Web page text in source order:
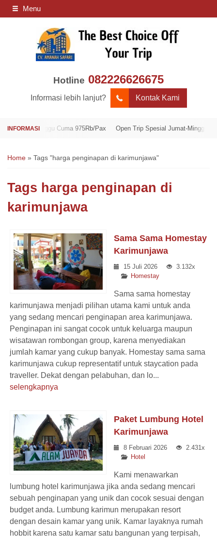
Menu
Hotline 082226626675
Informasi lebih lanjut? Kontak Kami
Minggu Cuma 975Rb/Pax Open Trip Spesial Jumat-Minggu Cuma
Home » Tags "harga penginapan di karimunjawa"
Tags harga penginapan di
karimunjawa
Sama Sama Homestay
Karimunjawa
15 Juli 2026
3.132x
Homestay
Sama sama homestay
karimunjawa menjadi pilihan utama kami untuk anda
yang sedang mencari penginapan area karimunjawa.
Penginapan ini sangat cocok untuk keluarga maupun
wisatawan rombongan group, karena menyediakan
jumlah kamar yang cukup banyak. Homestay sama sama
karimunjawa cukup representatif untuk staycation pada
traveller. Dekat dengan pelabuhan, dan lo...
selengkapnya
Paket Lumbung Hotel
Karimunjawa
8 Februari 2026
2.431x
Hotel
Kami menawarkan
lumbung hotel karimunjawa jika anda sedang mencari
sebuah penginapan yang unik dan cocok sesuai dengan
budget anda. Lumbung karimun merupakan resort
dengan desain kamar yang unik. Kamar layaknya rumah
hobbit karena satu kamar satu bangunan yang terpisah,